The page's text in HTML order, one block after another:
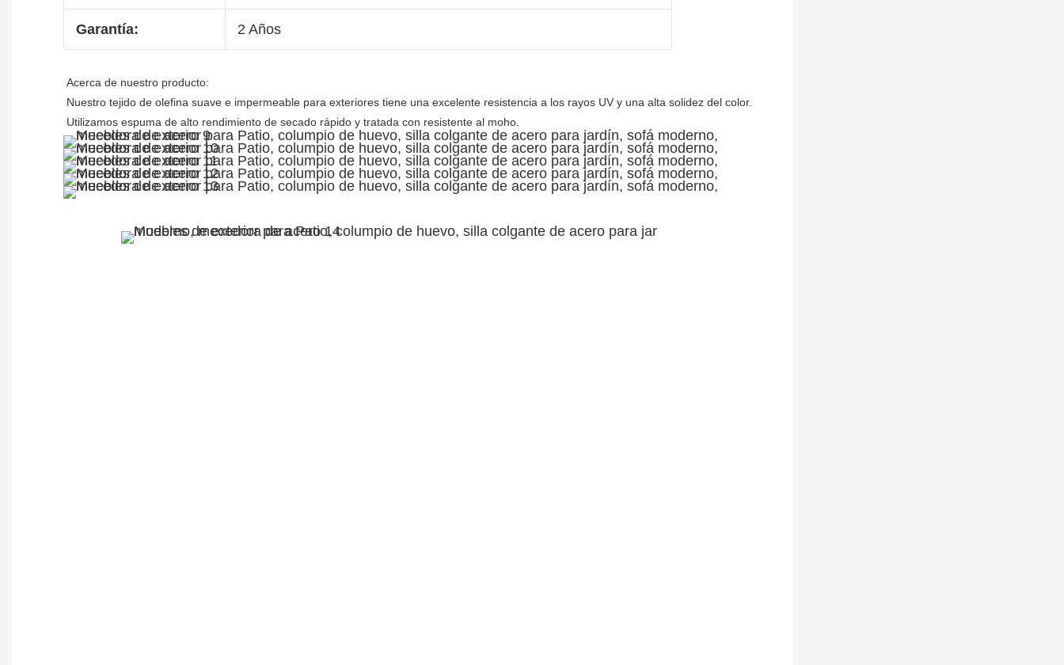
Garantía: 2 Años
Acerca de nuestro producto:
Nuestro tejido de olefina suave e impermeable para exteriores tiene una excelente resistencia a los rayos UV y una alta solidez del color.